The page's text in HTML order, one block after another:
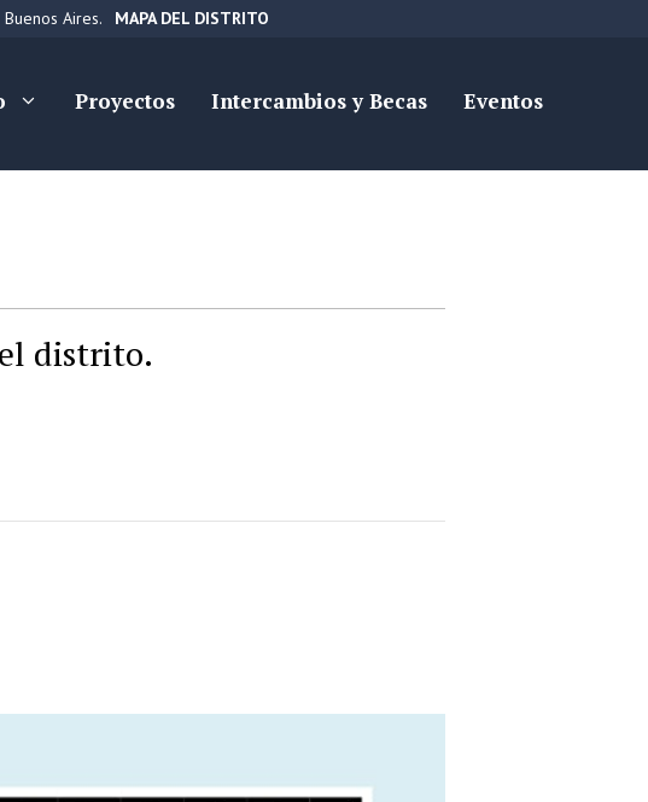
Aires. MAPA DEL DISTRITO
Proyectos Intercambios y Becas Eventos
distrito.